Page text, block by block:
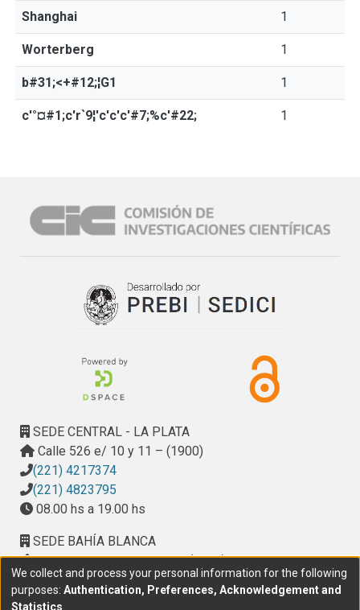
Shanghai 1
Worterberg 1
b#31;<+#12;¦G1 1
c'°¤#1;c'r`9¦'c'c'c'#7;%c'#22; 1
SEDE CENTRAL - LA PLATA
Calle 526 e/ 10 y 11 – (1900)
(221) 4217374
(221) 4823795
08.00 hs a 19.00 hs
SEDE BAHÍA BLANCA
Calle Ciudad de Cali 320 – (8000). Universidad
Provincial del Sudoeste (UPSO)
(291) 459 2550, interno 147
We collect and process your personal information for the following
purposes: Authentication, Preferences, Acknowledgement and
Statistics